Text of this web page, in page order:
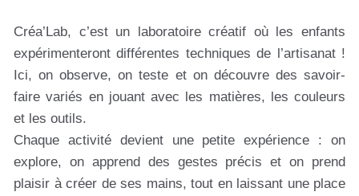
Créa’Lab, c’est un laboratoire créatif où les enfants
expérimenteront différentes techniques de l’artisanat !
Ici, on observe, on teste et on découvre des savoir-
faire variés en jouant avec les matières, les couleurs
et les outils.
Chaque activité devient une petite expérience : on
explore, on apprend des gestes précis et on prend
plaisir à créer de ses mains, tout en laissant une place